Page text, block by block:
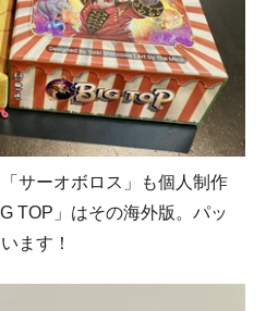
サーオボロス」も個人制作
TOP」はその海外版。パッ
ます！